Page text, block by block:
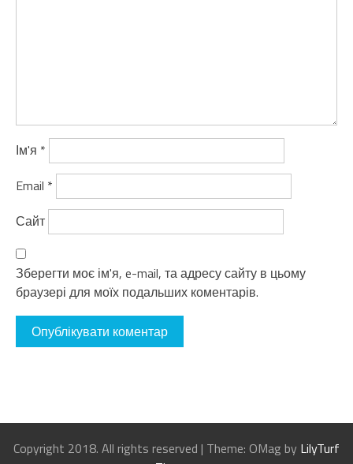
Ім'я *
Email *
Сайт
Зберегти моє ім'я, e-mail, та адресу сайту в цьому
браузері для моїх подальших коментарів.
Copyright 2018. All rights reserved | Theme: OMag by LilyTurf